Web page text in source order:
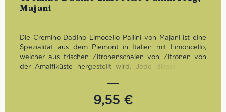
Majani
Die Cremino Dadino Limocello Pallini von Majani ist eine
Spezialität aus dem Piemont in Italien mit Limoncello,
welcher aus frischen Zitronenschalen von Zitronen von
der Amalfiküste hergestellt wird. Jede dieser Mandel-
glutenfrei und enthält Alkohol.
9,55 €